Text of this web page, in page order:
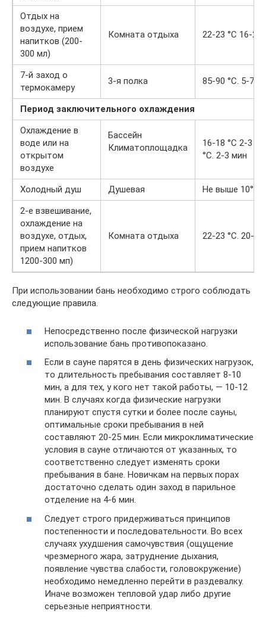
Отдых на
воздухе, прием
напитков (200-
300 мл)
Комната отдыха 22-23 °С 16-20
7-й заход о
термокамеру
3-я полка 85-90 °С. 5-7
Период заключительного охлаждения
Охлаждение в
воде или на
открытом
воздухе
Бассейн
Климатоплощадка
16-18 °С 2-3
°С. 2-3 мин
Холодный душ Душевая
Не выше 10°С.
2-е взвешивание,
охлаждение на
воздухе, отдых,
прием напитков
1200-300 мп)
Комната отдыха 22-23 °С. 20-
При использовании бань необходимо строго соблюдать
следующие правила.
Непосредственно после физической нагрузки
использование бань противопоказано.
Если в сауне парятся в день физических нагрузок,
то длительность пребывания составляет 8-10
мин, а для тех, у кого нет такой работы, — 10-12
мин. В случаях когда физические нагрузки
планируют спустя сутки и более после сауны,
оптимальные сроки пребывания в ней
составляют 20-25 мин. Если микроклиматические
условия в сауне отличаются от указанных, то
соответственно следует изменять сроки
пребывания в бане. Новичкам на первых порах
достаточно сделать один заход в парильное
отделение на 4-6 мин.
Следует строго придерживаться принципов
постепенности и последовательности. Во всех
случаях ухудшения самочувствия (ощущение
чрезмерного жара, затруднение дыхания,
появление чувства слабости, головокружение)
необходимо немедленно перейти в раздевалку.
Иначе возможен тепловой удар либо другие
серьезные неприятности.